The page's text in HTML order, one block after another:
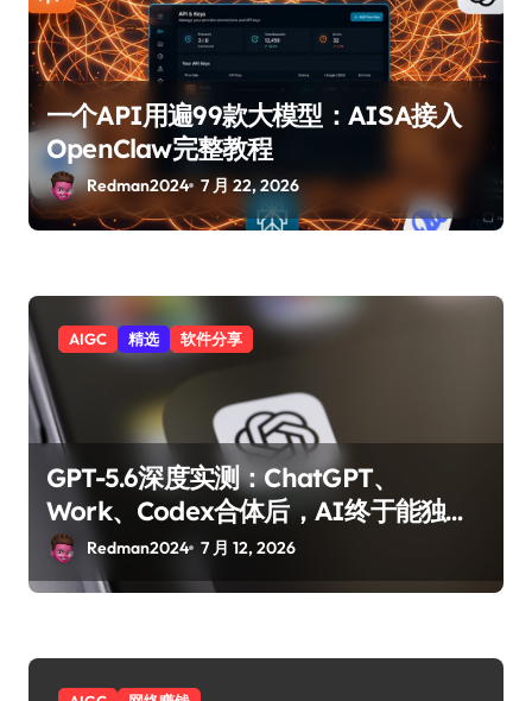
一个API用遍99款大模型：AISA接入
OpenClaw完整教程
Redman2024 7 月 22, 2026
AIGC 精选 软件分享
GPT-5.6深度实测：ChatGPT、
Work、Codex合体后，AI终于能独立
完成一个项目了？
Redman2024 7 月 12, 2026